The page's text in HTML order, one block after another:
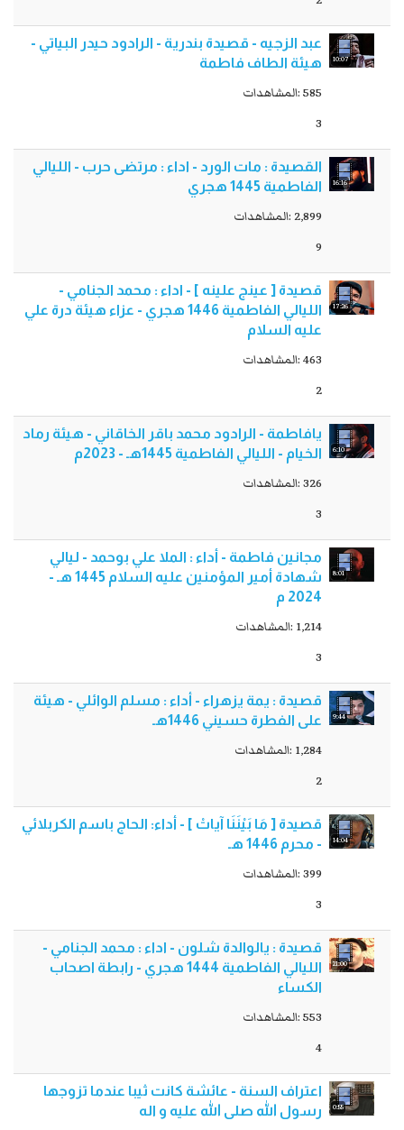
10:07
عبد الزجيه - قصيدة بندرية - الرادود حيدر البياتي -
هيئة الطاف فاطمة
585 :المشاهدات
3
16:16
القصيدة : مات الورد - اداء : مرتضى حرب - الليالي
الفاطمية 1445 هجري
2,899 :المشاهدات
9
17:26
قصيدة [ عينج علينه ] - اداء : محمد الجنامي -
الليالي الفاطمية 1446 هجري - عزاء هيئة درة علي
عليه السلام
463 :المشاهدات
2
6:10
يافاطمة - الرادود محمد باقر الخاقاني - هيئة رماد
الخيام - الليالي الفاطمية 1445هـ - 2023م
326 :المشاهدات
3
8:01
مجانين فاطمة - أداء : الملا علي بوحمد - ليالي
شهادة أمير المؤمنين عليه السلام 1445 هـ -
2024 م‎
1,214 :المشاهدات
3
9:44
قصيدة : يمة يزهراء - أداء : مسلم الوائلي - هيئة
على الفطرة حسيني 1446هـ
1,284 :المشاهدات
2
14:04
قصيدة [ مَا بَيْنَنَا آياتْ ] - أداء: الحاج باسم الكربلائي
- محرم 1446 هـ
399 :المشاهدات
3
21:00
قصيدة : يالوالدة شلون - اداء : محمد الجنامي -
الليالي الفاطمية 1444 هجري - رابطة اصحاب
الكساء
553 :المشاهدات
4
0:55
اعتراف السنة - عائشة كانت ثيبا عندما تزوجها
رسول الله صلى الله عليه و اله